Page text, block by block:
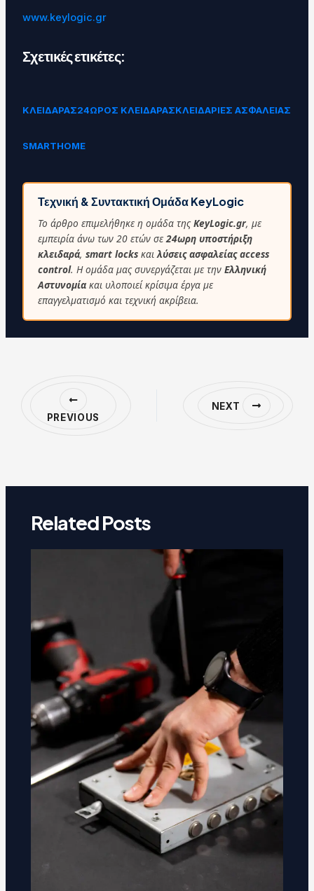
www.keylogic.gr
Σχετικές ετικέτες:
ΚΛΕΙΔΑΡΑΣ24ΩΡΟΣ ΚΛΕΙΔΑΡΑΣΚΛΕΙΔΑΡΙΕΣ ΑΣΦΑΛΕΙΑΣ
SMARTHOME
Τεχνική & Συντακτική Ομάδα KeyLogic
Το άρθρο επιμελήθηκε η ομάδα τηςKeyLogic.gr, με
εμπειρία άνω των 20 ετών σε24ωρη υποστήριξη
κλειδαρά, smart locksκαιλύσεις ασφαλείας access
control. Η ομάδα μας συνεργάζεται με την Ελληνική
Αστυνομίακαι υλοποιεί κρίσιμα έργα με
επαγγελματισμό και τεχνική ακρίβεια.
PREVIOUS
NEXT
Related Posts